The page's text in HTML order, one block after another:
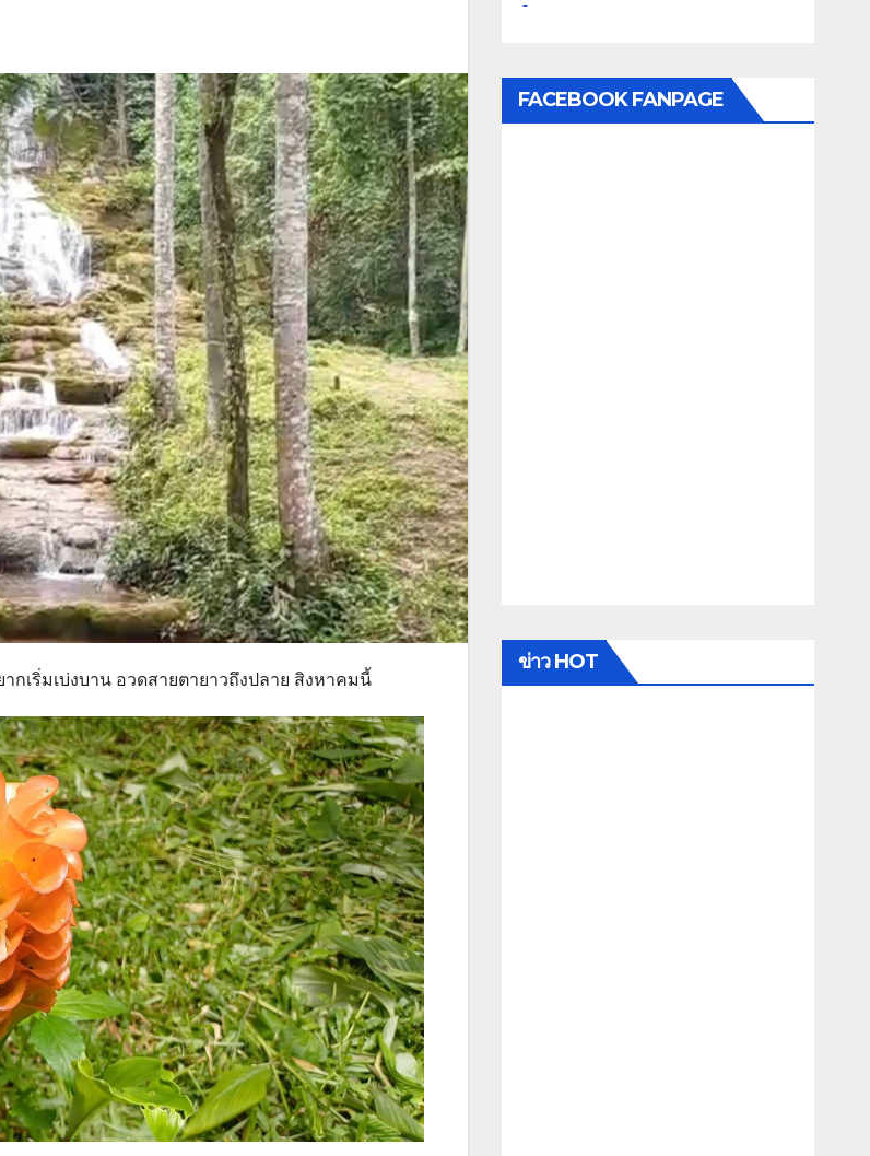
กเริ่มเบ่งบาน อวดสายตายาวถึงปลาย สิงหาคมนี้
FACEBOOK FANPAGE
ข่าว HOT